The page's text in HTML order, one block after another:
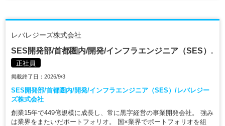
レバレジーズ株式会社
SES開発部/首都圏内/開発/インフラエンジニア（SES）.
正社員
掲載終了日：2026/9/3
SES開発部/首都圏内/開発/インフラエンジニア（SES）/レバレジー
ズ株式会社
創業15年で449億規模に成長し、常に黒字経営の事業開発会社。 強み
は業界をまたいだポートフォリオ。 国×業界でポートフォリオを組